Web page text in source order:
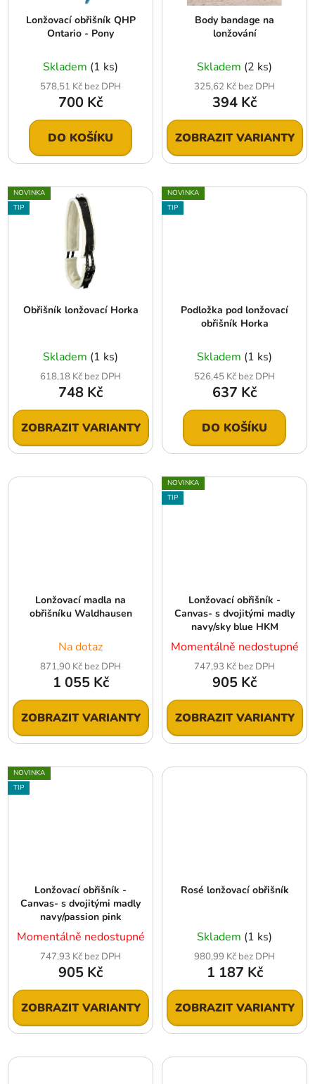
Lonžovací obřišník QHP
Ontario - Pony
Skladem (1 ks)
578,51 Kč bez DPH
700 Kč
DO KOŠÍKU
Body bandage na
lonžování
Skladem (2 ks)
325,62 Kč bez DPH
394 Kč
ZOBRAZIT VARIANTY
NOVINKA
TIP
Obřišník lonžovací Horka
Skladem (1 ks)
618,18 Kč bez DPH
748 Kč
ZOBRAZIT VARIANTY
NOVINKA
TIP
Podložka pod lonžovací
obřišník Horka
Skladem (1 ks)
526,45 Kč bez DPH
637 Kč
DO KOŠÍKU
Lonžovací madla na
obřišníku Waldhausen
Na dotaz
871,90 Kč bez DPH
1 055 Kč
ZOBRAZIT VARIANTY
NOVINKA
TIP
Lonžovací obřišník -
Canvas- s dvojitými madly
navy/sky blue HKM
Momentálně nedostupné
747,93 Kč bez DPH
905 Kč
ZOBRAZIT VARIANTY
NOVINKA
TIP
Lonžovací obřišník -
Canvas- s dvojitými madly
navy/passion pink
Momentálně nedostupné
747,93 Kč bez DPH
905 Kč
ZOBRAZIT VARIANTY
Rosé lonžovací obřišník
Skladem (1 ks)
980,99 Kč bez DPH
1 187 Kč
ZOBRAZIT VARIANTY